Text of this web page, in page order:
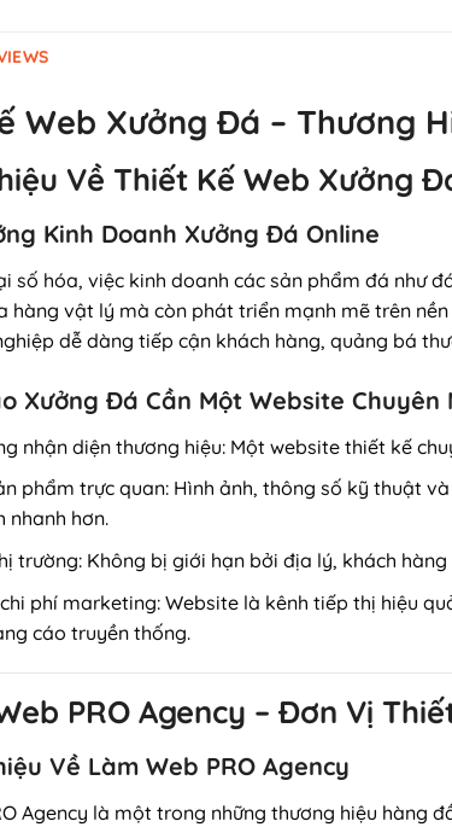
Web Xưởng Đá – Thương
Về Thiết Kế Web Xưởng
Kinh Doanh Xưởng Đá Online
số hóa, việc kinh doanh các sản phẩm đá như
hàng vật lý mà còn phát triển mạnh mẽ trên
dễ dàng tiếp cận khách hàng, quảng bá
Xưởng Đá Cần Một Website Chuyên
nhận diện thương hiệu: Một website thiết kế
phẩm trực quan: Hình ảnh, thông số kỹ thuật
nhanh hơn.
trường: Không bị giới hạn bởi địa lý, khách
phí marketing: Website là kênh tiếp thị hiệu
cáo truyền thống.
PRO Agency – Đơn Vị
Về Làm Web PRO Agency
Agency là một trong những thương hiệu hàng